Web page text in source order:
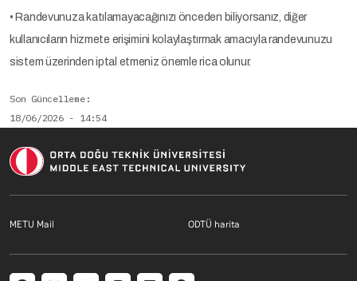
• Randevunuza katılamayacağınızı önceden biliyorsanız, diğer
kullanıcıların hizmete erişimini kolaylaştırmak amacıyla randevunuzu
sistem üzerinden iptal etmeniz önemle rica olunur.
Son Güncelleme
18/06/2026 - 14:54
Footer menu 1 TR
METU Mail Footer menu 2
ODTÜ harita